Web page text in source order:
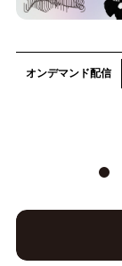
オンデマンド配信